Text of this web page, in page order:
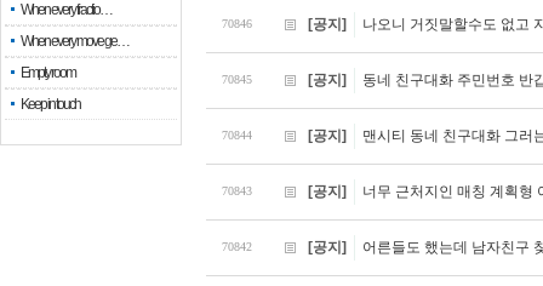
When every fractio…
When every move ge…
Empty room
Keep in touch
70846 [공지] 나오니 거짓말할수도 없고
70845 [공지] 동네 친구대화 주민번호 반
70844 [공지] 맨시티 동네 친구대화 그러
70843 [공지] 너무 근처지인 매칭 계획형
70842 [공지] 어른들도 했는데 남자친구